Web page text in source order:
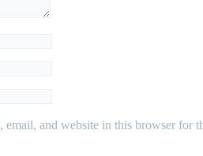
email, and website in this browser for